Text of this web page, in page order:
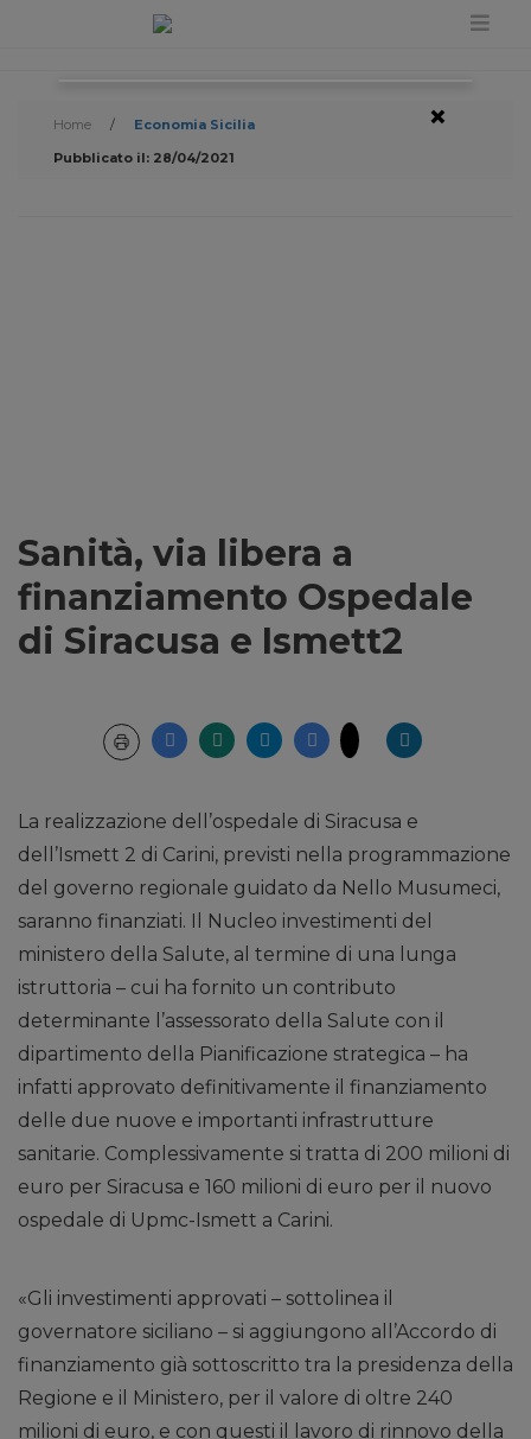
Home /
Economia Sicilia
Pubblicato il: 28/04/2021
Sanità, via libera a
finanziamento Ospedale
di Siracusa e Ismett2
La realizzazione dell’ospedale di Siracusa e
dell’Ismett 2 di Carini, previsti nella programmazione
del governo regionale guidato da Nello Musumeci,
saranno finanziati. Il Nucleo investimenti del
ministero della Salute, al termine di una lunga
istruttoria – cui ha fornito un contributo
determinante l’assessorato della Salute con il
dipartimento della Pianificazione strategica – ha
infatti approvato definitivamente il finanziamento
delle due nuove e importanti infrastrutture
sanitarie. Complessivamente si tratta di 200 milioni di
euro per Siracusa e 160 milioni di euro per il nuovo
ospedale di Upmc-Ismett a Carini.
«Gli investimenti approvati – sottolinea il
governatore siciliano – si aggiungono all’Accordo di
finanziamento già sottoscritto tra la presidenza della
Regione e il Ministero, per il valore di oltre 240
milioni di euro, e con questi il lavoro di rinnovo della
×